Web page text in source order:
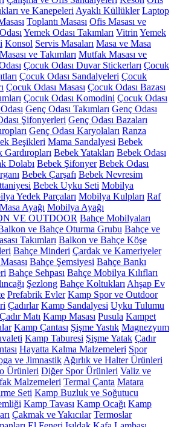
ve Kanepeleri Ayaklı Küllükler Laptop
Toplantı Masası Ofis Masası ve
Yemek Odası Takımları Vitrin Yemek
Konsol Servis Masaları Masa ve Masa
ve Takımları Mutfak Masası ve
Çocuk Odası Duvar Stickerları Çocuk
Çocuk Odası Sandalyeleri Çocuk
Çocuk Odası Masası Çocuk Odası Bazası
Çocuk Odası Komodini Çocuk Odası
Genç Odası Takımları Genç Odası
Şifonyerleri Genç Odası Bazaları
Genç Odası Karyolaları Ranza
Beşikleri Mama Sandalyesi Bebek
Gardıropları Bebek Yatakları Bebek Odası
Dolabı Bebek Şifonyer Bebek Odası
Bebek Çarşafı Bebek Nevresim
Bebek Uyku Seti Mobilya
Yedek Parçaları Mobilya Kulpları Raf
Masa Ayağı Mobilya Ayağı
VE OUTDOOR Bahçe Mobilyaları
ve Bahçe Oturma Grubu Bahçe ve
Takımları Balkon ve Bahçe Köşe
Bahçe Minderi Çardak ve Kameriyeler
Bahçe Şemsiyesi Bahçe Bankı
Bahçe Sehpası Bahçe Mobilya Kılıfları
Şezlong Bahçe Koltukları Ahşap Ev
Prefabrik Evler Kamp Spor ve Outdoor
Çadırlar Kamp Sandalyesi Uyku Tulumu
Çadır Matı Kamp Masası Pusula Kampet
Kamp Çantası Şişme Yastık Magnezyum
Kamp Taburesi Şişme Yatak Çadır
Hayatta Kalma Malzemeleri Spor
ve Jimnastik Ağırlık ve Halter Ürünleri
Ürünleri Diğer Spor Ürünleri Valiz ve
Malzemeleri Termal Çanta Matara
Seti Kamp Buzluk ve Soğutucu
Kamp Tavası Kamp Ocağı Kamp
Çakmak ve Yakıcılar Termoslar